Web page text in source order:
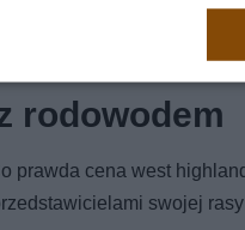
rodowodem
prawda cena west
swojej